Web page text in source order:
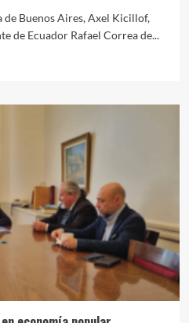
Buenos Aires, Axel Kicillof,
de Ecuador Rafael Correa de...